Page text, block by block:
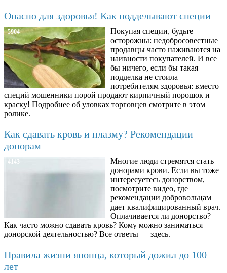
Опасно для здоровья! Как подделывают специи
5904
Покупая специи, будьте
осторожны: недобросовестные
продавцы часто наживаются на
наивности покупателей. И все
бы ничего, если бы такая
подделка не стоила
потребителям здоровья: вместо
специй мошенники порой продают кирпичный порошок и
краску! Подробнее об уловках торговцев смотрите в этом
ролике.
Как сдавать кровь и плазму? Рекомендации
донорам
4143
Многие люди стремятся стать
донорами крови. Если вы тоже
интересуетесь донорством,
посмотрите видео, где
рекомендации добровольцам
дает квалифицированный врач.
Оплачивается ли донорство?
Как часто можно сдавать кровь? Кому можно заниматься
донорской деятельностью? Все ответы — здесь.
Правила жизни японца, который дожил до 100
лет